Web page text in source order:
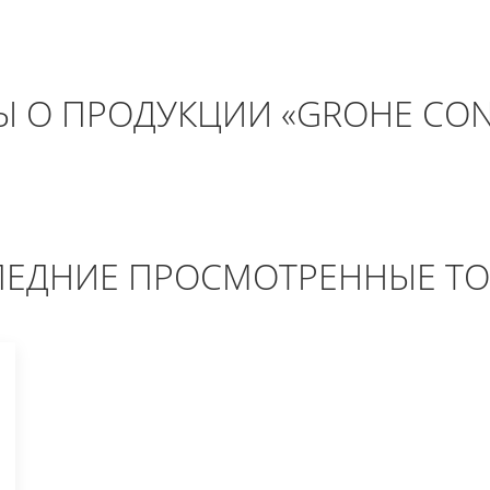
ПРОДУКЦИИ «GROHE
ПРОСМОТРЕННЫЕ